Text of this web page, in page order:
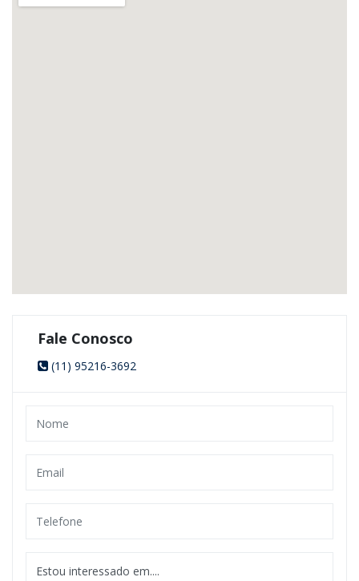
Fale Conosco
(11) 95216-3692